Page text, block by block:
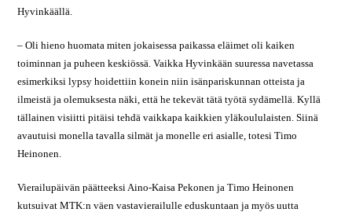
Hyvinkäällä.
– Oli hieno huomata miten jokaisessa paikassa eläimet oli kaiken
toiminnan ja puheen keskiössä. Vaikka Hyvinkään suuressa navetassa
esimerkiksi lypsy hoidettiin konein niin isänpariskunnan otteista ja
ilmeistä ja olemuksesta näki, että he tekevät tätä työtä sydämellä. Kyllä
tällainen visiitti pitäisi tehdä vaikkapa kaikkien yläkoululaisten. Siinä
avautuisi monella tavalla silmät ja monelle eri asialle, totesi Timo
Heinonen.
Vierailupäivän päätteeksi Aino-Kaisa Pekonen ja Timo Heinonen
kutsuivat MTK:n väen vastavierailulle eduskuntaan ja myös uutta